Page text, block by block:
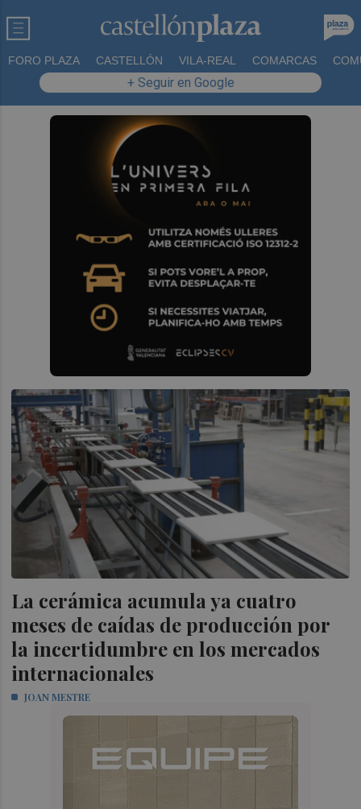
FORO PLAZA CASTELLÓN VILA-REAL COMARCAS
+ Seguir en Google
La cerámica acumula ya cuatro
meses de caídas de producción por
la incertidumbre en los mercados
internacionales
JOAN MESTRE